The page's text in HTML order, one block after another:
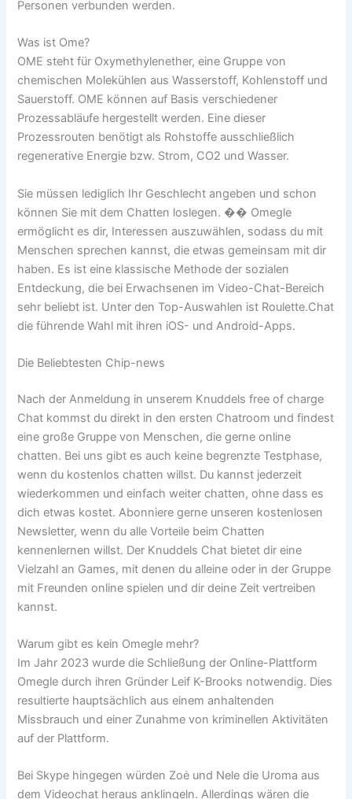
Personen verbunden werden.
Was ist Ome?
OME steht für Oxymethylenether, eine Gruppe von
chemischen Molekühlen aus Wasserstoff, Kohlenstoff und
Sauerstoff. OME können auf Basis verschiedener
Prozessabläufe hergestellt werden. Eine dieser
Prozessrouten benötigt als Rohstoffe ausschließlich
regenerative Energie bzw. Strom, CO2 und Wasser.
Sie müssen lediglich Ihr Geschlecht angeben und schon
können Sie mit dem Chatten loslegen. �� Omegle
ermöglicht es dir, Interessen auszuwählen, sodass du mit
Menschen sprechen kannst, die etwas gemeinsam mit dir
haben. Es ist eine klassische Methode der sozialen
Entdeckung, die bei Erwachsenen im Video-Chat-Bereich
sehr beliebt ist. Unter den Top-Auswahlen ist Roulette.Chat
die führende Wahl mit ihren iOS- und Android-Apps.
Die Beliebtesten Chip-news
Nach der Anmeldung in unserem Knuddels free of charge
Chat kommst du direkt in den ersten Chatroom und findest
eine große Gruppe von Menschen, die gerne online
chatten. Bei uns gibt es auch keine begrenzte Testphase,
wenn du kostenlos chatten willst. Du kannst jederzeit
wiederkommen und einfach weiter chatten, ohne dass es
dich etwas kostet. Abonniere gerne unseren kostenlosen
Newsletter, wenn du alle Vorteile beim Chatten
kennenlernen willst. Der Knuddels Chat bietet dir eine
Vielzahl an Games, mit denen du alleine oder in der Gruppe
mit Freunden online spielen und dir deine Zeit vertreiben
kannst.
Warum gibt es kein Omegle mehr?
Im Jahr 2023 wurde die Schließung der Online-Plattform
Omegle durch ihren Gründer Leif K-Brooks notwendig. Dies
resultierte hauptsächlich aus einem anhaltenden
Missbrauch und einer Zunahme von kriminellen Aktivitäten
auf der Plattform.
Bei Skype hingegen würden Zoė und Nele die Uroma aus
dem Video­chat heraus anklingeln. Allerdings wären die